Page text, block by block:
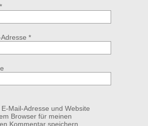
*
*
E-Mail-Adresse und Website
Browser für meinen
Kommentar speichern.